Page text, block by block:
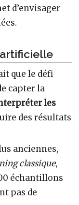
d’envisager
que le défi
capter la
les
des résultats
anciennes,
classique,
échantillons
pas de